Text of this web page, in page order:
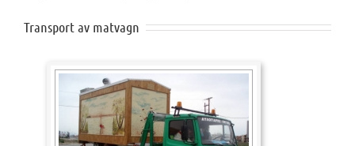
Transport av matvagn